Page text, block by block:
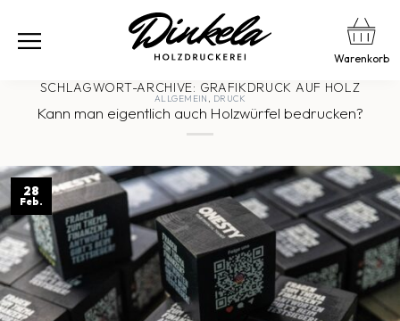
Warenkorb
SCHLAGWORT-ARCHIVE: GRAFIKDRUCK AUF HOLZ
ALLGEMEIN , DRUCK
Kann man eigentlich auch Holzwürfel bedrucken?
28
Feb.